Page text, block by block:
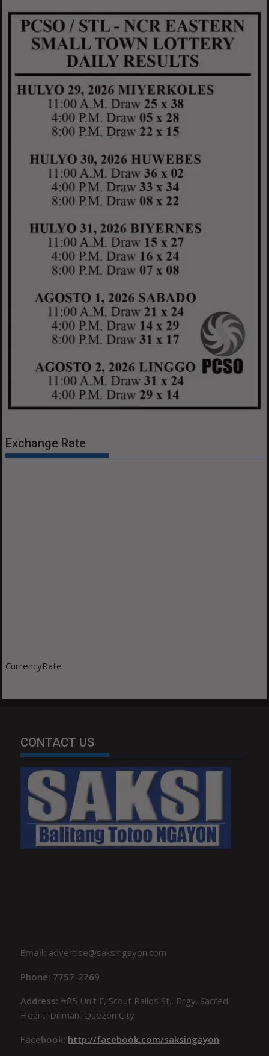
Exchange Rate
CurrencyRate
CONTACT US
Email: advertise@saksingayon.com
Phone: 7757-2769
Address:#85 Unit F, Scout Rallos St., Brgy. Sacred
Heart, Diliman, Quezon City
Facebook: http://facebook.com/saksingayon